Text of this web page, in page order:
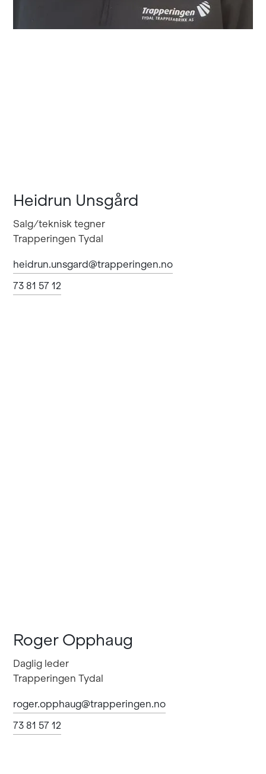
Heidrun Unsgård
Salg/teknisk tegner
Trapperingen Tydal
heidrun.unsgard@trapperingen.no
73 81 57 12
Roger Opphaug
Daglig leder
Trapperingen Tydal
roger.opphaug@trapperingen.no
73 81 57 12